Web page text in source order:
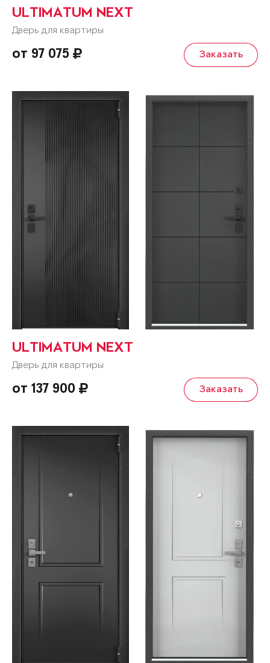
ULTIMATUM NEXT
Дверь для квартиры
от 97 075 Заказать
ULTIMATUM NEXT
Дверь для квартиры
от 137 900 Заказать